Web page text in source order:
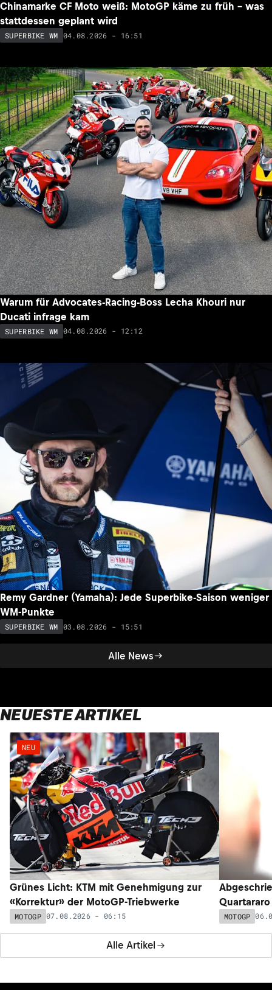
Alle News
Chinamarke CF Moto weiß: MotoGP käme zu früh – was
stattdessen geplant wird
SUPERBIKE WM 04.08.2026 - 16:51
Warum für Advocates-Racing-Boss Lecha Khouri nur
Ducati infrage kam
SUPERBIKE WM 04.08.2026 - 12:12
Remy Gardner (Yamaha): Jede Superbike-Saison weniger
WM-Punkte
SUPERBIKE WM 03.08.2026 - 15:51
NEUESTE ARTIKEL
Alle Artikel
NEU
Grünes Licht: KTM mit Genehmigung zur
«Korrektur» der MotoGP-Triebwerke
MOTOGP 07.08.2026 - 06:15 MOTOGP